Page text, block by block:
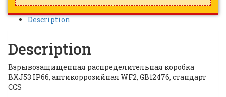
Description
Description
Взрывозащищенная распределительная коробка
BXJ53 IP66, антикоррозийная WF2, GB12476, стандарт
CCS